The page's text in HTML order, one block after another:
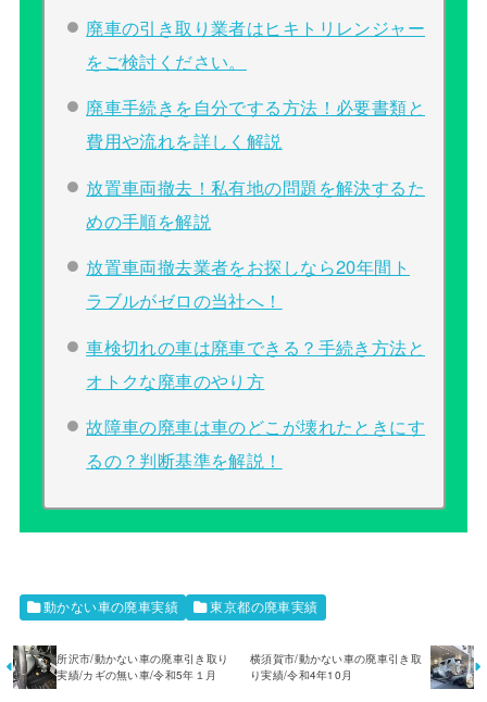
廃車の引き取り業者はヒキトリレンジャー
をご検討ください。
廃車手続きを自分でする方法！必要書類と
費用や流れを詳しく解説
放置車両撤去！私有地の問題を解決するた
めの手順を解説
放置車両撤去業者をお探しなら20年間ト
ラブルがゼロの当社へ！
車検切れの車は廃車できる？手続き方法と
オトクな廃車のやり方
故障車の廃車は車のどこが壊れたときにす
るの？判断基準を解説！
動かない車の廃車実績 東京都の廃車実績
所沢市/動かない車の廃車引き取り
実績/カギの無い車/令和5年１月
横須賀市/動かない車の廃車引き取
り実績/令和4年10月